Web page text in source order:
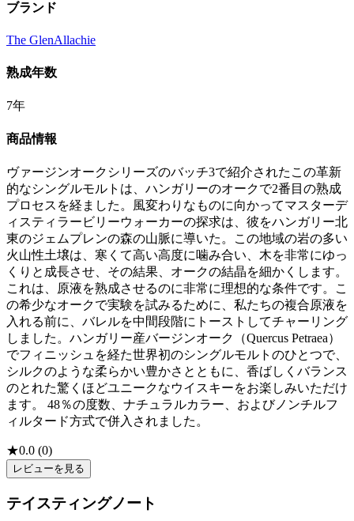
ブランド
The GlenAllachie
熟成年数
7年
商品情報
ヴァージンオークシリーズのバッチ3で紹介されたこの革新
的なシングルモルトは、ハンガリーのオークで2番目の熟成
プロセスを経ました。風変わりなものに向かってマスターデ
ィスティラービリーウォーカーの探求は、彼をハンガリー北
東のジェムプレンの森の山脈に導いた。この地域の岩の多い
火山性土壌は、寒くて高い高度に噛み合い、木を非常にゆっ
くりと成長させ、その結果、オークの結晶を細かくします。
これは、原液を熟成させるのに非常に理想的な条件です。こ
の希少なオークで実験を試みるために、私たちの複合原液を
入れる前に、バレルを中間段階にトーストしてチャーリング
しました。ハンガリー産バージンオーク（Quercus Petraea）
でフィニッシュを経た世界初のシングルモルトのひとつで、
シルクのような柔らかい豊かさとともに、香ばしくバランス
のとれた驚くほどユニークなウイスキーをお楽しみいただけ
ます。 48％の度数、ナチュラルカラー、およびノンチルフ
ィルタード方式で併入されました。
★0.0 (0)
レビューを見る
テイスティングノート